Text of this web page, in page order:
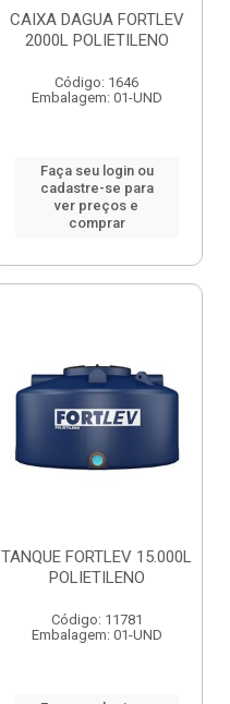
CAIXA DAGUA FORTLEV
2000L POLIETILENO
Código: 1646
Embalagem: 01-UND
Faça seu login ou
cadastre-se para
ver preços e
comprar
TANQUE FORTLEV 15.000L
POLIETILENO
Código: 11781
Embalagem: 01-UND